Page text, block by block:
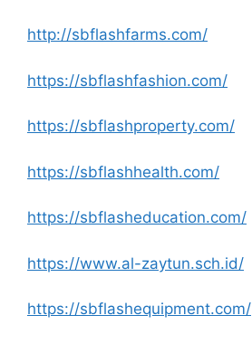
http://sbflashfarms.com/
https://sbflashfashion.com/
https://sbflashproperty.com/
https://sbflashhealth.com/
https://sbflasheducation.com/
https://www.al-zaytun.sch.id/
https://sbflashequipment.com/